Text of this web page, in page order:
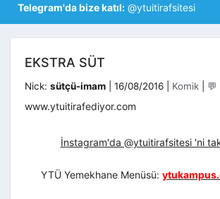
Telegram'da bize katıl: @ytuitirafsitesi
EKSTRA SÜT
Nick: sütçü-imam 16/08/2016 Kategoriler
Komik 💬
www.ytuitirafediyor.com
İnstagram'da @ytuitirafsitesi 'ni
YTÜ Yemekhane Menüsü: